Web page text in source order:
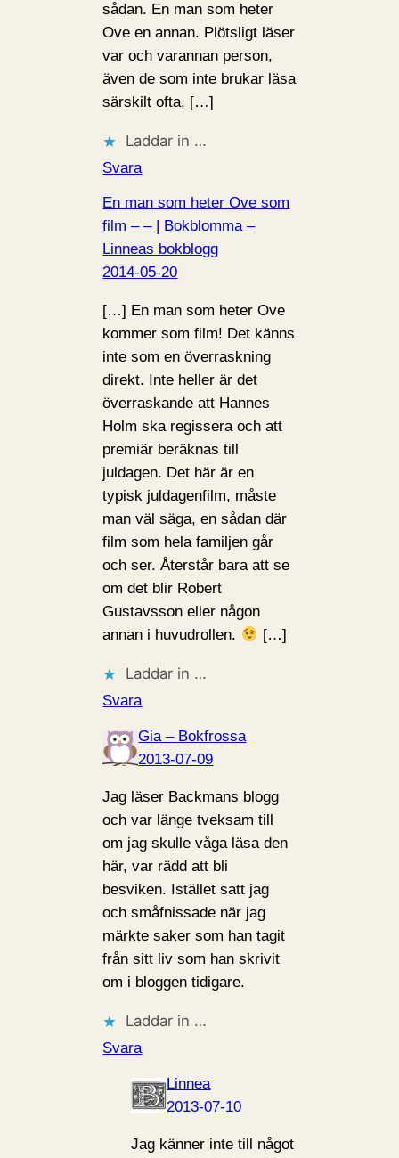
sådan. En man som heter
Ove en annan. Plötsligt läser
var och varannan person,
även de som inte brukar läsa
särskilt ofta, […]
Laddar in …
Svara
En man som heter Ove som
film – – | Bokblomma –
Linneas bokblogg
2014-05-20
[…] En man som heter Ove
kommer som film! Det känns
inte som en överraskning
direkt. Inte heller är det
överraskande att Hannes
Holm ska regissera och att
premiär beräknas till
juldagen. Det här är en
typisk juldagenfilm, måste
man väl säga, en sådan där
film som hela familjen går
och ser. Återstår bara att se
om det blir Robert
Gustavsson eller någon
annan i huvudrollen.
[…]
Laddar in …
Svara
Gia – Bokfrossa
2013-07-09
Jag läser Backmans blogg
och var länge tveksam till
om jag skulle våga läsa den
här, var rädd att bli
besviken. Istället satt jag
och småfnissade när jag
märkte saker som han tagit
från sitt liv som han skrivit
om i bloggen tidigare.
Laddar in …
Svara
Linnea
2013-07-10
Jag känner inte till något